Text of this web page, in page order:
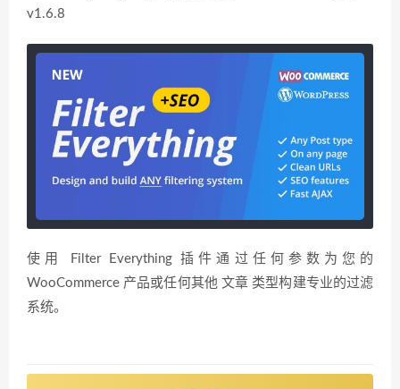
v1.6.8
使用 Filter Everything 插件通过任何参数为您的
WooCommerce 产品或任何其他 文章 类型构建专业的过滤
系统。